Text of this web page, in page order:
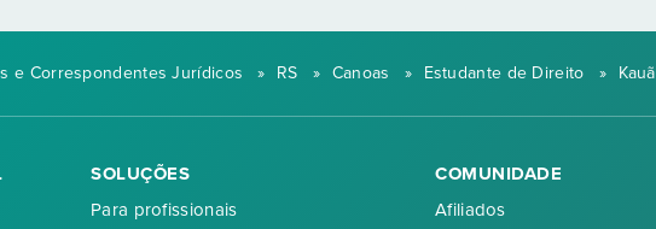
e Correspondentes Jurídicos » RS » Canoas » Estudante de Direito » Kauã
SOLUÇÕES
Para profissionais
COMUNIDADE
Afiliados